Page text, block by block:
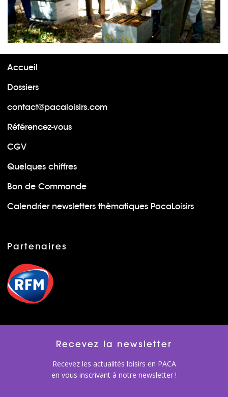
Accueil
Dossiers
contact@pacaloisirs.com
Référencez-vous
CGV
Quelques chiffres
Bon de Commande
Calendrier newsletters thèmatiques PacaLoisirs
Partenaires
Recevez la newsletter
Recevez les actualités loisirs en PACA
en vous inscrivant à notre newsletter !